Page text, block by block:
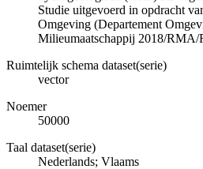
Studie uitgevoerd in opdracht
Omgeving (Departement
Milieumaatschappij 2018/
Ruimtelijk schema dataset(serie)
vector
Noemer
50000
Taal dataset(serie)
Nederlands; Vlaams